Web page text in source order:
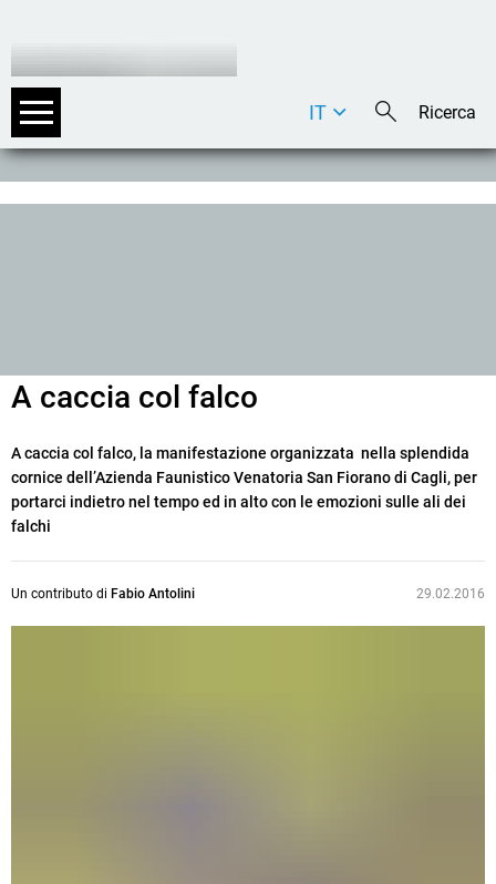
DE
IT
A caccia col falco
A caccia col falco, la manifestazione organizzata nella splendida
cornice dell’Azienda Faunistico Venatoria San Fiorano di Cagli, per
portarci indietro nel tempo ed in alto con le emozioni sulle ali dei
falchi
Un contributo di Fabio Antolini 29.02.2016